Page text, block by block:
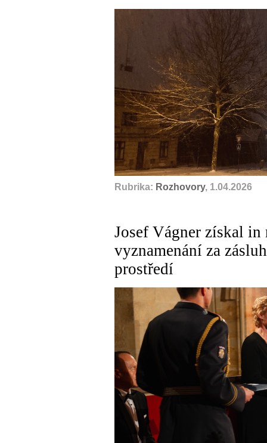
Rubrika: Rozhovory, 1.04.2026
Josef Vágner získal in
vyznamenání za
prostředí